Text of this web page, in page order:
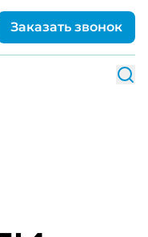
Заказать звонок